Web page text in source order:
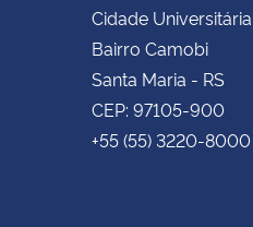
Cidade Universitária
Bairro Camobi
Santa Maria - RS
CEP: 97105-900
+55 (55) 3220-8000